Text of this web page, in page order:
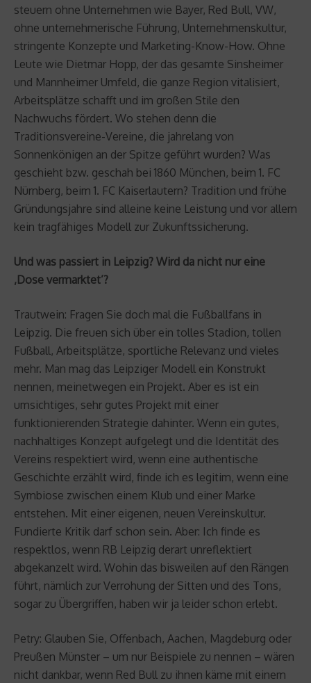
steuern ohne Unternehmen wie Bayer, Red Bull, VW,
ohne unternehmerische Führung, Unternehmenskultur,
stringente Konzepte und Marketing-Know-How. Ohne
Leute wie Dietmar Hopp, der das gesamte Sinsheimer
und Mannheimer Umfeld, die ganze Region vitalisiert,
Arbeitsplätze schafft und im großen Stile den
Nachwuchs fördert. Wo stehen denn die
Traditionsvereine-Vereine, die jahrelang von
Sonnenkönigen an der Spitze geführt wurden? Was
geschieht bzw. geschah bei 1860 München, beim 1. FC
Nürnberg, beim 1. FC Kaiserlautern? Tradition und frühe
Gründungsjahre sind alleine keine Leistung und vor allem
kein tragfähiges Modell zur Zukunftssicherung.
Und was passiert in Leipzig? Wird da nicht nur eine
‚Dose vermarktet’?
Trautwein: Fragen Sie doch mal die Fußballfans in
Leipzig. Die freuen sich über ein tolles Stadion, tollen
Fußball, Arbeitsplätze, sportliche Relevanz und vieles
mehr. Man mag das Leipziger Modell ein Konstrukt
nennen, meinetwegen ein Projekt. Aber es ist ein
umsichtiges, sehr gutes Projekt mit einer
funktionierenden Strategie dahinter. Wenn ein gutes,
nachhaltiges Konzept aufgelegt und die Identität des
Vereins respektiert wird, wenn eine authentische
Geschichte erzählt wird, finde ich es legitim, wenn eine
Symbiose zwischen einem Klub und einer Marke
entstehen. Mit einer eigenen, neuen Vereinskultur.
Fundierte Kritik darf schon sein. Aber: Ich finde es
respektlos, wenn RB Leipzig derart unreflektiert
abgekanzelt wird. Wohin das bisweilen auf den Rängen
führt, nämlich zur Verrohung der Sitten und des Tons,
sogar zu Übergriffen, haben wir ja leider schon erlebt.
Petry: Glauben Sie, Offenbach, Aachen, Magdeburg oder
Preußen Münster – um nur Beispiele zu nennen – wären
nicht dankbar, wenn Red Bull zu ihnen käme mit einem